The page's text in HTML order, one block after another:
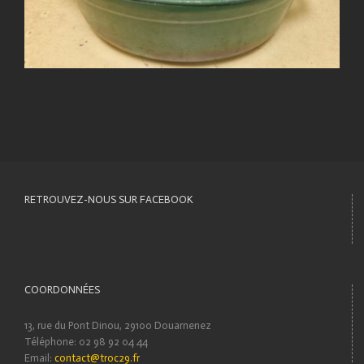
RETROUVEZ-NOUS SUR FACEBOOK
COORDONNÉES
13, rue du Pont Dinou, 29100 Douarnenez
Téléphone: 02 98 92 04 44
Email: contact@troc29.fr